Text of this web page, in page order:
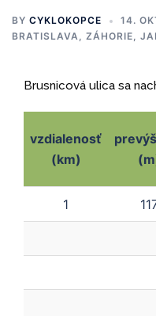
BY CYKLOKOPCE
14.
BRATISLAVA, ZÁHORIE,
Brusnicová ulica sa
vzdialenosť
(km)
vzdialenosť
(km)
1